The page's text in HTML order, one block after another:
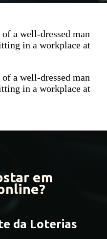
a well-dressed man
in a workplace at
a well-dressed man
in a workplace at
em
da Loterias